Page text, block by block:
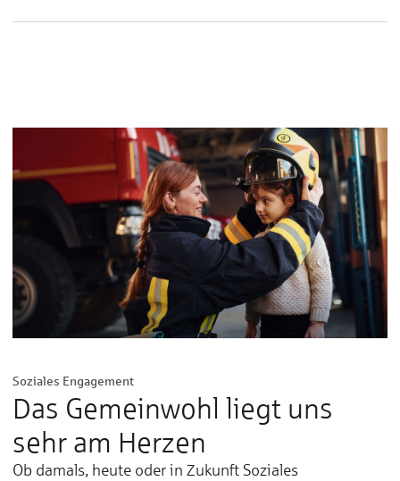
Soziales Engagement
Das Gemeinwohl liegt uns
sehr am Herzen
Ob damals, heute oder in Zukunft Soziales